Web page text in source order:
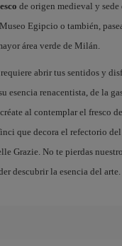
de origen medieval y sede
Egipcio o también,
área verde de Milán.
abrir tus sentidos y
esencia renacentista, de la
al contemplar el fresco
que decora el refectorio
Grazie. No te pierdas
descubrir la esencia del arte.